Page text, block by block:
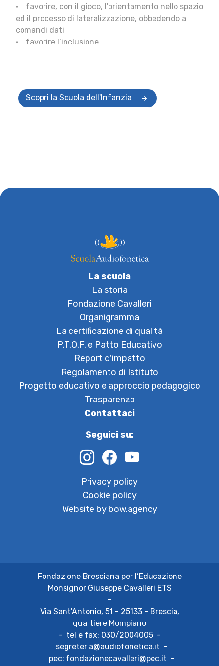
• favorire, con il gioco, l'orientamento nello spazio
ed il processo di lateralizzazione, obbedendo a
comandi dati
• favorire l’inclusione
Scopri la Scuola dell'Infanzia
La scuola
La storia
Fondazione Cavalleri
Organigramma
La certificazione di qualità
P.T.O.F. e Patto Educativo
Report d'impatto
Regolamento di Istituto
Progetto educativo e approccio pedagogico
Trasparenza
Contattaci
Seguici su:
Privacy policy
Cookie policy
Website by bow.agency
Fondazione Bresciana per l’Educazione
Monsignor Giuseppe Cavalleri ETS
-
Via Sant'Antonio, 51 - 25133 - Brescia,
quartiere Mompiano
- tel e fax: 030/2004005 -
segreteria@audiofonetica.it -
pec: fondazionecavalleri@pec.it -